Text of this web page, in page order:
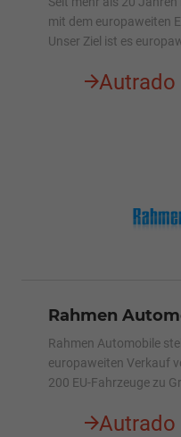
mit dem europaweiten
Unser Ziel ist es
überprüfen, um am
Autrado
Rahmen
Rahmen Automobile
europaweiten Verkauf
200 EU-Fahrzeuge zu
Autrado